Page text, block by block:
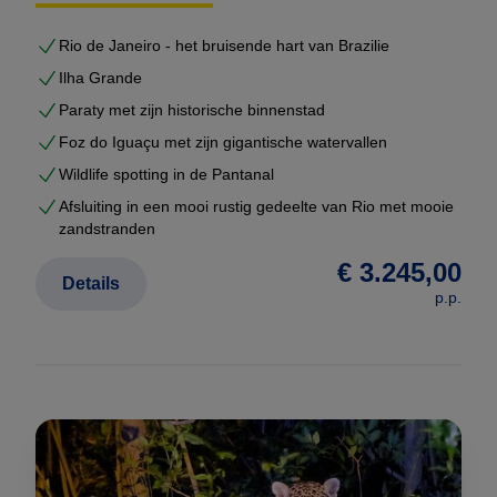
voldoende rustmomenten tussen de reisdagen
U ontvangt geen generiek voorstel, maar een
uitgewerkte reisopzet, inclusief hotels, transfers,
excursies en bijpassend vluchtschema.
Gebaseerd op duizenden echte reizen
Op onze website vindt u meer dan
die wij de afgelopen jaren voor
klanten hebben samengesteld. Dit zijn geen
geoptimaliseerd.
Dat betekent dat u profiteert van:
Rio de Janeiro - het bruisende hart van Brazilie
Ilha Grande
Paraty met zijn historische binnenstad
Foz do Iguaçu met zijn gigantische watervallen
Wildlife spotting in de Pantanal
Afsluiting in een mooi rustig gedeelte van Rio met mooie
zandstranden
€ 3.245,00
p.p.
Details